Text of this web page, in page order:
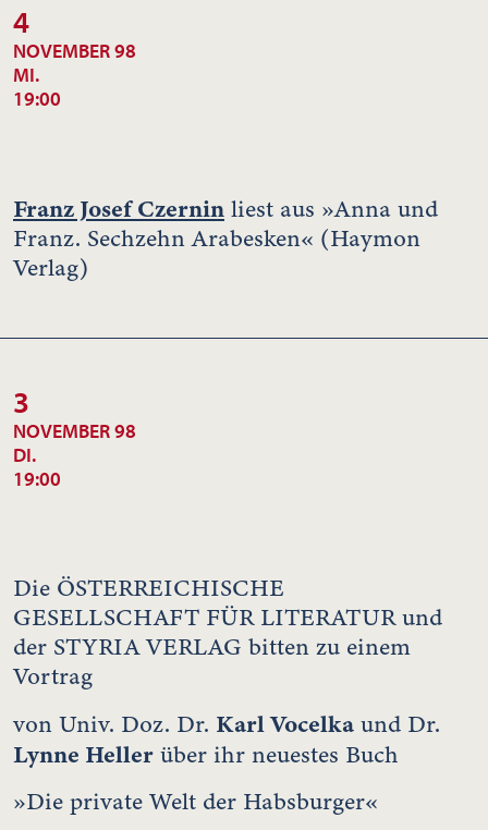
4
NOVEMBER 98
MI.
19:00
Franz Josef Czernin liest aus »Anna und
Franz. Sechzehn Arabesken« (Haymon
Verlag)
3
NOVEMBER 98
DI.
19:00
Die ÖSTERREICHISCHE
GESELLSCHAFT FÜR LITERATUR und
der STYRIA VERLAG bitten zu einem
Vortrag
von Univ. Doz. Dr. Karl Vocelka und Dr.
Lynne Heller über ihr neuestes Buch
»Die private Welt der Habsburger«